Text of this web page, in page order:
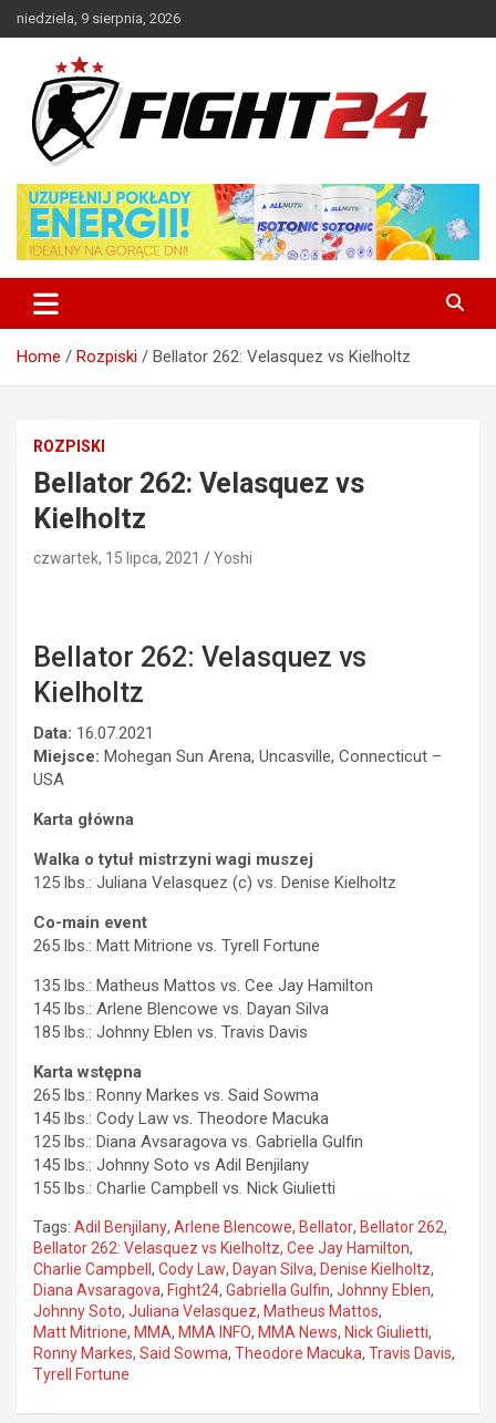
Skip
to
niedziela, 9 sierpnia, 2026
FIGHT24.PL – MMA i K-1, UFC
Home Rozpiski Bellator 262: Velasquez vs Kielholtz
ROZPISKI
Bellator 262: Velasquez vs
Kielholtz
czwartek, 15 lipca, 2021 Yoshi
Bellator 262: Velasquez vs
Kielholtz
Data: 16.07.2021
Miejsce: Mohegan Sun Arena, Uncasville, Connecticut –
USA
Karta główna
Walka o tytuł mistrzyni wagi muszej
125 lbs.: Juliana Velasquez (c) vs. Denise Kielholtz
Co-main event
265 lbs.: Matt Mitrione vs. Tyrell Fortune
135 lbs.: Matheus Mattos vs. Cee Jay Hamilton
145 lbs.: Arlene Blencowe vs. Dayan Silva
185 lbs.: Johnny Eblen vs. Travis Davis
Karta wstępna
265 lbs.: Ronny Markes vs. Said Sowma
145 lbs.: Cody Law vs. Theodore Macuka
125 lbs.: Diana Avsaragova vs. Gabriella Gulfin
145 lbs.: Johnny Soto vs Adil Benjilany
155 lbs.: Charlie Campbell vs. Nick Giulietti
Tags: Adil Benjilany, Arlene Blencowe, Bellator, Bellator 262,
Bellator 262: Velasquez vs Kielholtz, Cee Jay Hamilton,
Charlie Campbell , Cody Law, Dayan Silva, Denise Kielholtz,
Diana Avsaragova, Fight24, Gabriella Gulfin, Johnny Eblen,
Johnny Soto, Juliana Velasquez, Matheus Mattos,
Matt Mitrione, MMA, MMA INFO, MMA News, Nick Giulietti,
Ronny Markes, Said Sowma, Theodore Macuka, Travis Davis,
Tyrell Fortune